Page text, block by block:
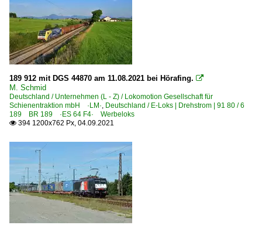
Regional- und Fernverkehr
DRV Schnellzug von Reiseveranstalter
EC EuroCity-Züge
Strecke Kufstein – Innsbruck ·Unterinntalbahn·
Strecke Linz – Rohr-Bad Hall – Selzthal ·Pyhrnbahn·
Strecke Salzburg – Zell am See – Wörgl ·Salzburg-
Strecke Schwarzach St. Veit – Spittal-Millstättersee
Unternehmen
LTE Logistik- und Transport GmbH, Graz
Rail Cargo Group - Transflex KG, Wien ·RCA·
189 912 mit DGS 44870 am 11.08.2021 bei Hörafing. 
M. Schmid
Deutschland / Unternehmen (L - Z) / Lokomotion Gesellschaft für
Schienentraktion mbH ·LM·, Deutschland / E-Loks | Drehstrom | 91 80 / 6
189 BR 189 ·ES 64 F4· Werbeloks
 394 1200x762 Px, 04.09.2021